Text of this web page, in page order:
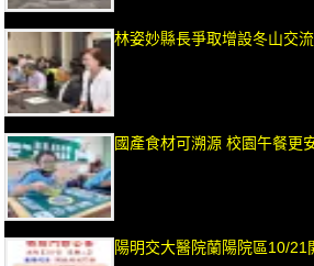
林姿妙縣長爭取增設冬山交
國產食材可溯源 校園午餐更
陽明交大醫院蘭陽院區10/21